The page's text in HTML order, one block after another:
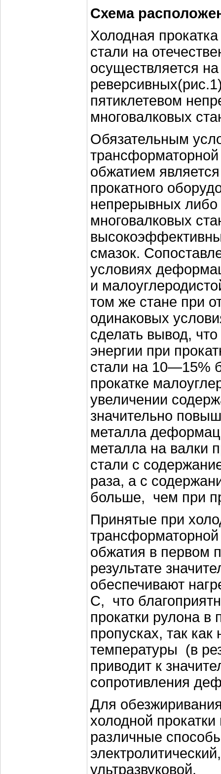
Схема
Холодная
стали на
осуществляется
пятиклетевом
многовалковых
Обязательным
обжатием
прокатного
непрерывных либо
многовалковых
смазок.
условиях
и
том же стане при
одинаковых
сделать вывод,
энергии при
стали на 10—15%
прокатке
увеличении
значительно
металла
металла на валки
стали с
раза, а с
больше, чем при
Принятые при
обжатия в первом
результате
обеспечивают
С, что
прокатки рулона
пропусках, так
температуры (в
приводит к
сопротивления
Для
холодной
различные
ультразвуковой.